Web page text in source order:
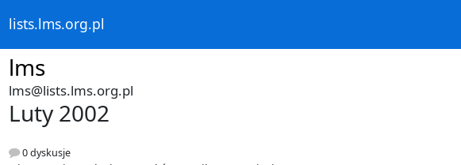
lists.lms.org.pl
lms
lms@lists.lms.org.pl
Luty 2002
0 dyskusje